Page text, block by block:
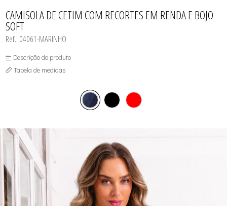
POLICIAIS
MEIAS
CONJUNTOS
CORPETES, ESPARTILHOS E
CAMISOLA DE CETIM COM RECORTES EM RENDA E BOJO
SOFT
Ref.: 04061-MARINHO
Descrição do produto
Tabela de medidas